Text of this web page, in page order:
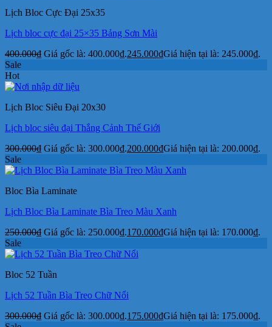
Lịch Bloc Cực Đại 25x35
Lịch bloc cực đại 25×35 Bảng Sơn Mài
400.000₫ Giá gốc là: 400.000₫.245.000₫Giá hiện tại là: 245.000₫.
Sale
Hot
Lịch Bloc Siêu Đại 20x30
Lịch bloc siêu đại Thắng Cảnh Thế Giới
300.000₫ Giá gốc là: 300.000₫.200.000₫Giá hiện tại là: 200.000₫.
Sale
Bloc Bìa Laminate
Lịch Bloc Bìa Laminate Bìa Treo Màu Xanh
250.000₫ Giá gốc là: 250.000₫.170.000₫Giá hiện tại là: 170.000₫.
Sale
Bloc 52 Tuần
Lịch 52 Tuần Bìa Treo Chữ Nổi
300.000₫ Giá gốc là: 300.000₫.175.000₫Giá hiện tại là: 175.000₫.